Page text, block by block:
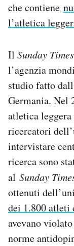
che contiene
l’atletica
Il Sunday Times
l’agenzia
studio fatto
Germania.
atletica
ricercatori
intervistare
ricerca sono
al Sunday
ottenuti
dei 1.800 atleti
avevano
norme